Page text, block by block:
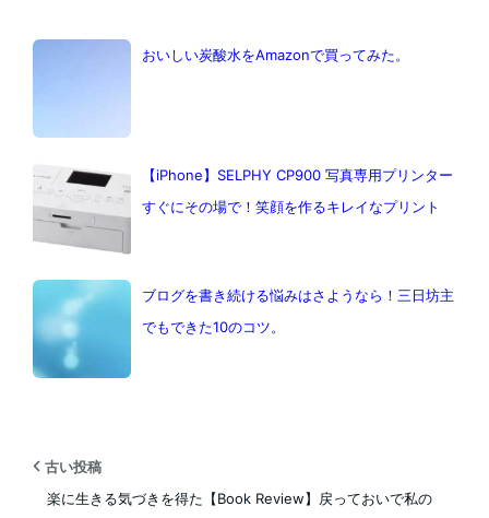
おいしい炭酸水をAmazonで買ってみた。
【iPhone】SELPHY CP900 写真専用プリンター
すぐにその場で！笑顔を作るキレイなプリント
ブログを書き続ける悩みはさようなら！三日坊主
でもできた10のコツ。
古い投稿
楽に生きる気づきを得た【Book Review】戻っておいで私の